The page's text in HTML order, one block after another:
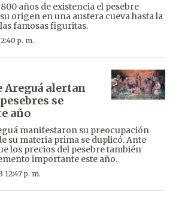
años de existencia el pesebre
origen en una austera cueva hasta la
famosas figuritas.
p. m.
Areguá alertan
se
año
manifestaron su preocupación
su materia prima se duplicó. Ante
los precios del pesebre también
importante este año.
p. m.